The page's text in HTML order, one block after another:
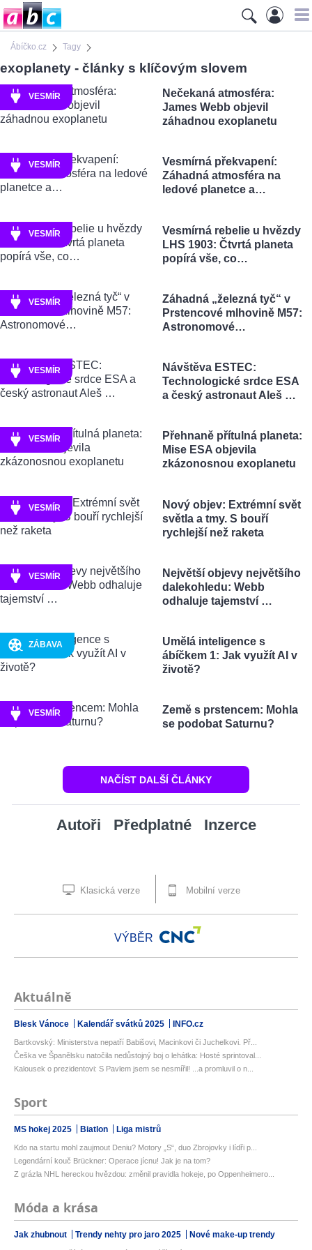
Ábíčko.cz Tagy
exoplanety - články s klíčovým slovem
VESMÍR
Nečekaná atmosféra:
James Webb objevil
záhadnou exoplanetu
VESMÍR
Vesmírná překvapení:
Záhadná atmosféra na
ledové planetce a…
VESMÍR
Vesmírná rebelie u hvězdy
LHS 1903: Čtvrtá planeta
popírá vše, co…
VESMÍR
Záhadná „železná tyč“ v
Prstencové mlhovině M57:
Astronomové…
VESMÍR
Návštěva ESTEC:
Technologické srdce ESA
a český astronaut Aleš …
VESMÍR
Přehnaně přítulná planeta:
Mise ESA objevila
zkázonosnou exoplanetu
VESMÍR
Nový objev: Extrémní svět
světla a tmy. S bouří
rychlejší než raketa
VESMÍR
Největší objevy největšího
dalekohledu: Webb
odhaluje tajemství …
ZÁBAVA
Umělá inteligence s
ábíčkem 1: Jak využít AI v
životě?
VESMÍR
Země s prstencem: Mohla
se podobat Saturnu?
NAČÍST DALŠÍ ČLÁNKY
Autoři Předplatné Inzerce
Klasická verze Mobilní verze
VÝBĚR
Aktuálně
Blesk Vánoce Kalendář svátků 2025 INFO.cz
Bartkovský: Ministerstva nepatří Babišovi, Macinkovi či Juchelkovi. Př...
Češka ve Španělsku natočila nedůstojný boj o lehátka: Hosté sprintoval...
Kalousek o prezidentovi: S Pavlem jsem se nesmířil! ...a promluvil o n...
Sport
MS hokej 2025 Biatlon Liga mistrů
Kdo na startu mohl zaujmout Deniu? Motory „S“, duo Zbrojovky i lídři p...
Legendární kouč Brückner: Operace jícnu! Jak je na tom?
Z grázla NHL hereckou hvězdou: změnil pravidla hokeje, po Oppenheimero...
Móda a krása
Jak zhubnout Trendy nehty pro jaro 2025 Nové make-up trendy